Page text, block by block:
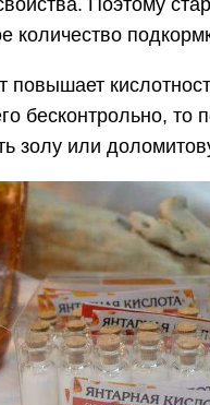
Поэтому
количество
повышает
бесконтрольно, то
золу или